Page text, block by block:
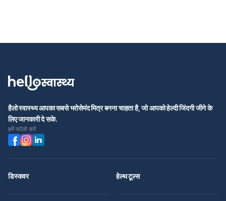
हैलो स्वास्थ्य आपका सबसे भरोसेमंद मित्र बनना चाहता है, जो आपको हेल्दी जिंदगी जीने के
लिए जानकारी दे सके.
हमें फॉलो करें
डिस्कवर हेल्थ टूल्स